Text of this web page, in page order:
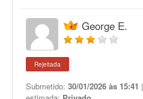
George E.
Rejeitada
Submetido: 30/01/2026 às 15:41